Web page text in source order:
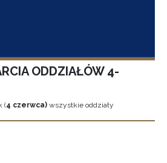
ODDZIAŁÓW 4-
(4 czerwca) wszystkie oddziały